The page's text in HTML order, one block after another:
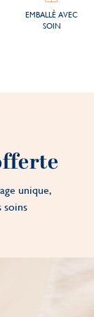
EMBALLÉ AVEC
SOIN
unique,
soins